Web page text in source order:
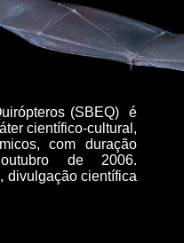
(SBEQ) é
científico-cultural,
com duração
de 2006.
divulgação científica